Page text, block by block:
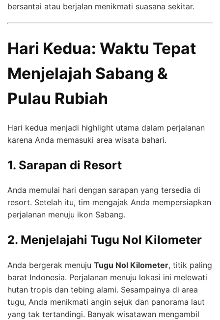
bersantai atau berjalan menikmati suasana sekitar.
Hari Kedua: Waktu Tepat
Menjelajah Sabang &
Pulau Rubiah
Hari kedua menjadi highlight utama dalam perjalanan
karena Anda memasuki area wisata bahari.
1. Sarapan di Resort
Anda memulai hari dengan sarapan yang tersedia di
resort. Setelah itu, tim mengajak Anda mempersiapkan
perjalanan menuju ikon Sabang.
2. Menjelajahi Tugu Nol Kilometer
Anda bergerak menuju Tugu Nol Kilometer, titik paling
barat Indonesia. Perjalanan menuju lokasi ini melewati
hutan tropis dan tebing alami. Sesampainya di area
tugu, Anda menikmati angin sejuk dan panorama laut
yang tak tertandingi. Banyak wisatawan mengambil